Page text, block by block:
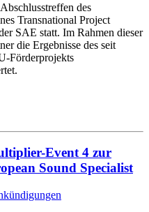
des
Transnational Project
SAE statt. Im Rahmen dieser
die Ergebnisse des seit
Förderprojekts
Event 4 zur
Sound Specialist